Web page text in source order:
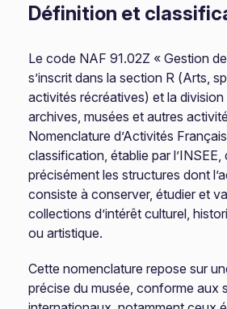
Définition et
Le code NAF 91.02Z « Gestion
s’inscrit dans la section R (Arts,
activités récréatives) et la
archives, musées et autres
Nomenclature d’Activités
classification, établie par l’INSEE,
précisément les structures dont
consiste à conserver, étudier et
collections d’intérêt culturel,
ou artistique.
Cette nomenclature repose sur
précise du musée, conforme aux